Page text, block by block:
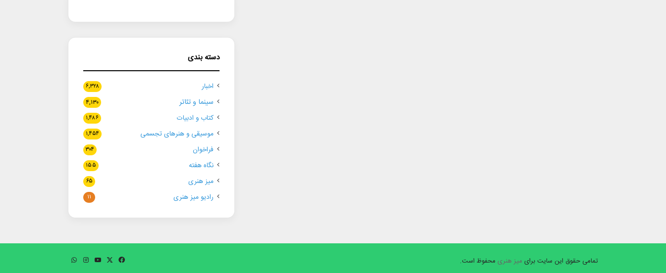
دسته بندی
اخبار ۶,۳۲۸
سینما و تئاتر ۴,۱۳۰
کتاب و ادبیات ۱,۴۸۶
موسیقی و هنرهای تجسمی ۱,۴۵۴
فراخوان ۳۰۴
نگاه هفته ۱۵۵
میز هنری ۶۵
رادیو میز هنری ۱۱
تمامی حقوق این سایت برای میز هنری محفوظ است.
فیسبوکایکس یوتیوباینستاگرام